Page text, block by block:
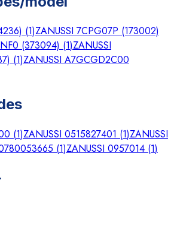
(1)ZANUSSI 7CPG07P (173002)
(373094) (1)ZANUSSI
(1)ZANUSSI A7GCGD2C00
(1)ZANUSSI 0515827401 (1)ZANUSSI
(1)ZANUSSI 0957014 (1)